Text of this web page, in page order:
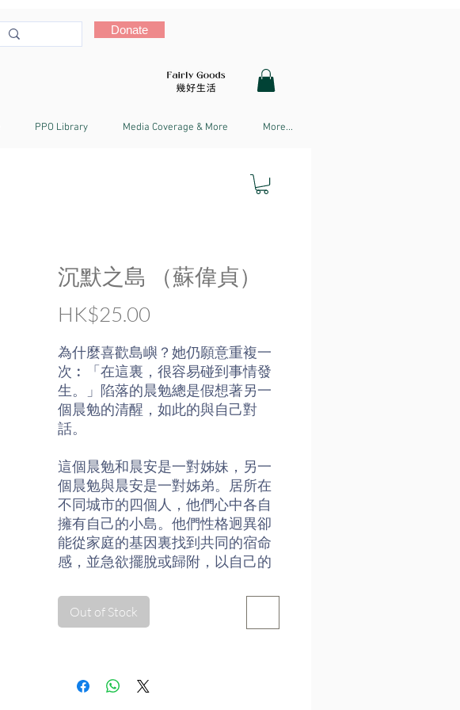
Donate
PPO Library Media Coverage & More More...
沉默之島 （蘇偉貞）
HK$25.00
為什麼喜歡島嶼？她仍願意重複一
次︰「在這裏，很容易碰到事情發
生。」陷落的晨勉總是假想著另一
個晨勉的清醒，如此的與自己對
話。
這個晨勉和晨安是一對姊妹，另一
個晨勉與晨安是一對姊弟。居所在
不同城市的四個人，他們心中各自
擁有自己的小島。他們性格迥異卻
能從家庭的基因裏找到共同的宿命
感，並急欲擺脫或歸附，以自己的
體進入靈魂，用力切割的愛與性卻
如此模糊，如此對愛的深層需要，
Out of Stock